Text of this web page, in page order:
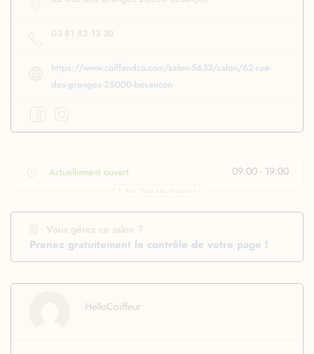
03 81 82 13 30
https://www.coiffandco.com/salon-5633/salon/62-rue-
des-granges-25000-besancon
Actuellement ouvert 09:00 - 19:00
Vous gérez ce salon ?
Prenez gratuitement le contrôle de votre page !
HelloCoiffeur